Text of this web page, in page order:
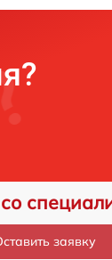
заявку